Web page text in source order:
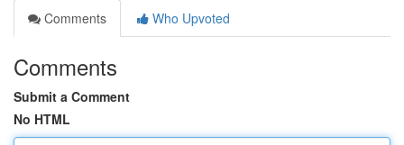
Comments
Who Upvoted
Comments
Submit a Comment
No HTML